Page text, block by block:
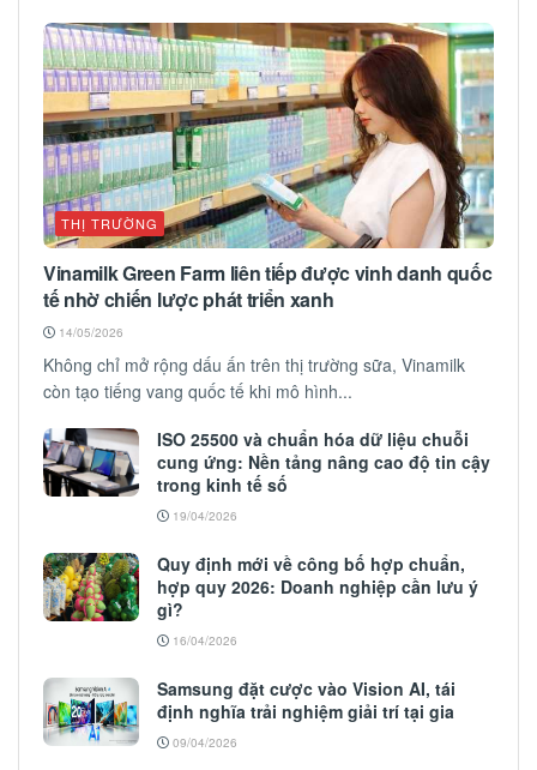
THỊ TRƯỜNG
Vinamilk Green Farm liên tiếp được vinh danh quốc
tế nhờ chiến lược phát triển xanh
14/05/2026
Không chỉ mở rộng dấu ấn trên thị trường sữa, Vinamilk
còn tạo tiếng vang quốc tế khi mô hình...
ISO 25500 và chuẩn hóa dữ liệu chuỗi
cung ứng: Nền tảng nâng cao độ tin cậy
trong kinh tế số
19/04/2026
Quy định mới về công bố hợp chuẩn,
hợp quy 2026: Doanh nghiệp cần lưu ý
gì?
16/04/2026
Samsung đặt cược vào Vision AI, tái
định nghĩa trải nghiệm giải trí tại gia
09/04/2026